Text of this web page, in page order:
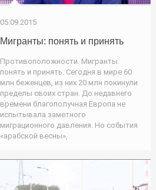
05.09.2015
Мигранты: понять и принять
Противоположности. Мигранты:
понять и принять. Сегодня в мире 60
млн беженцев, из них 20 млн покинули
пределы своих стран. До недавнего
времени благополучная Европа не
испытывала заметного
миграционного давления. Но события
«арабской весны»,